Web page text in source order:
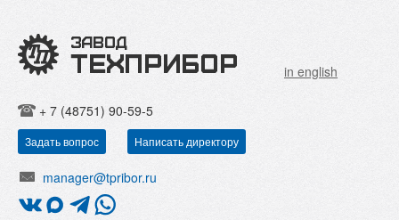
in english
+ 7 (48751) 90-59-5
Задать вопрос Написать директору
manager@tpribor.ru